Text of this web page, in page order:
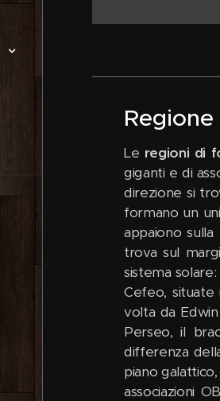
Le regioni di
giganti e di
direzione si
formano un
appaiono
trova sul
sistema
Cefeo,
volta da
Perseo, il
differenza
piano
associazioni